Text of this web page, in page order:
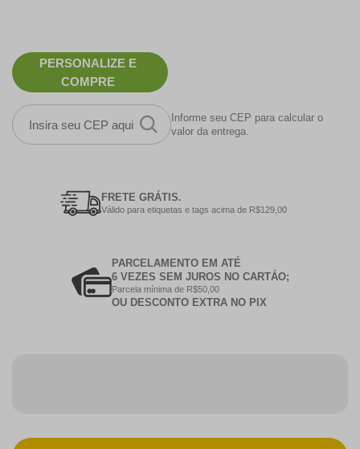
PERSONALIZE E
COMPRE
Informe seu CEP para calcular o
valor da entrega.
FRETE GRÁTIS.
Válido para etiquetas e tags acima de R$129,00
PARCELAMENTO EM ATÉ
6 VEZES SEM JUROS NO CARTÁO;
Parcela mínima de R$50,00
OU DESCONTO EXTRA NO PIX